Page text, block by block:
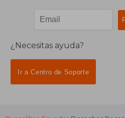
¿Necesitas ayuda?
Ir a Centro de Soporte